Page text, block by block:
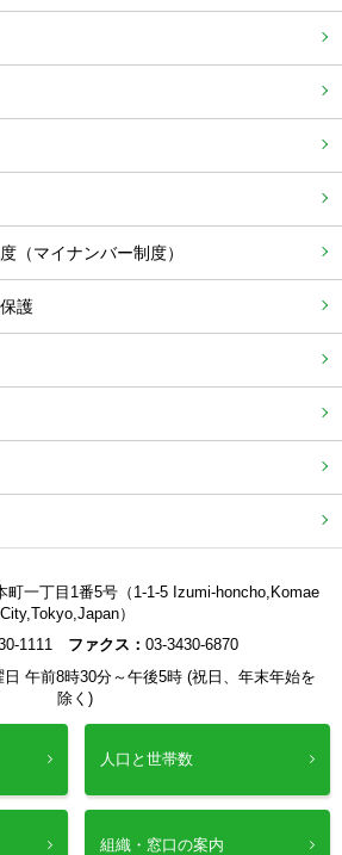
（マイナンバー制度）
護
町一丁目1番5号（1-1-5 Izumi-honcho,Komae
City,Tokyo,Japan）
1111 ファクス： 03-3430-6870
日 午前8時30分～午後5時 (祝日、年末年始を
除く)
人口と世帯数
組織・窓口の案内